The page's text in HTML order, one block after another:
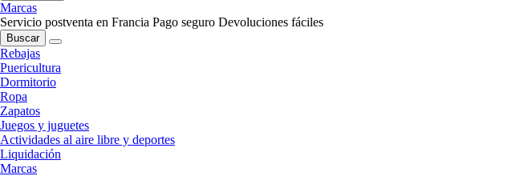
Marcas
Servicio postventa en Francia Pago seguro Devoluciones fáciles
Buscar
Rebajas
Puericultura
Dormitorio
Ropa
Zapatos
Juegos y juguetes
Actividades al aire libre y deportes
Liquidación
Marcas